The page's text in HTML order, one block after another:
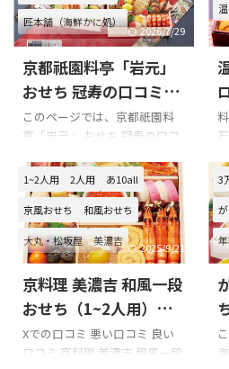
匠本舗（海鮮かに処）
合成保存料・合成着色料不使用
2026/7/29
京都祇園料亭「岩元」
おせち 冠寿の口コミを
まとめてみました!!!
このページでは、京都祇園料
亭「岩元」 おせち 冠寿の口コ
亭「岩元」 おせち 冠寿を購入
の際の参考に是非どうぞ!!! 京都
祇園料亭「岩元」 おせち 冠寿
のXでの口コミ 口コミのまとめ
京都祇園料亭「岩元」 おせち
冠寿の口コミの口コミの数は
少ないです。 ですので、冠寿
はもちろんのこと、岩元の他の
してみてくださいね。 以下は
2
1~2人用 2人用 あ10all
京風おせち 和風おせち
大丸・松坂屋 美濃吉 2025/9/21
京料理 美濃吉 和風一段
おせち（1~2人用）の
口コミをまとめてみま
した!!!
Xでの口コミ 悪い口コミ 良い
口コミ 京料理 美濃吉 和風一段
3